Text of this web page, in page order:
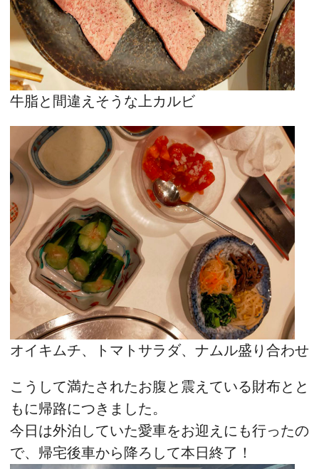
牛脂と間違えそうな上カルビ
オイキムチ、トマトサラダ、ナムル盛り合わせ
こうして満たされたお腹と震えている財布とと
もに帰路につきました。
今日は外泊していた愛車をお迎えにも行ったの
で、帰宅後車から降ろして本日終了！